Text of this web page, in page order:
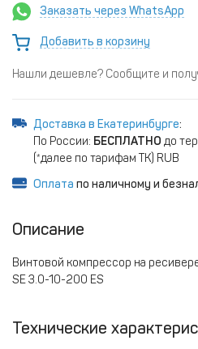
Заказать через WhatsApp
Добавить в корзину
Нашли дешевле? Сообщите и
Доставка в Екатеринбурге:
По России: БЕСПЛАТНО до
(*далее по тарифам ТК) RUB
Оплата по наличному и
Описание
Винтовой компрессор на
SE 3.0-10-200 ES
Технические